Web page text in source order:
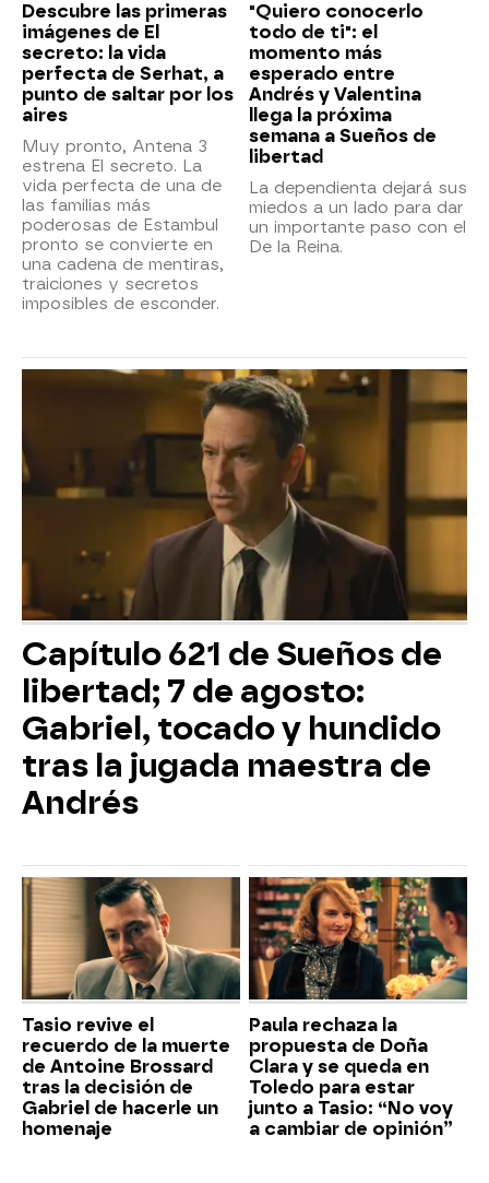
Descubre las primeras
imágenes de El
secreto: la vida
perfecta de Serhat, a
punto de saltar por los
aires
Muy pronto, Antena 3
estrena El secreto. La
vida perfecta de una de
las familias más
poderosas de Estambul
pronto se convierte en
una cadena de mentiras,
traiciones y secretos
imposibles de esconder.
"Quiero conocerlo
todo de ti": el
momento más
esperado entre
Andrés y Valentina
llega la próxima
semana a Sueños de
libertad
La dependienta dejará sus
miedos a un lado para dar
un importante paso con el
De la Reina.
Capítulo 621 de Sueños de
libertad; 7 de agosto:
Gabriel, tocado y hundido
tras la jugada maestra de
Andrés
Tasio revive el
recuerdo de la muerte
de Antoine Brossard
tras la decisión de
Gabriel de hacerle un
homenaje
Paula rechaza la
propuesta de Doña
Clara y se queda en
Toledo para estar
junto a Tasio: “No voy
a cambiar de opinión”